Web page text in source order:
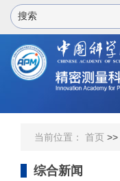
当前位置： 首页 >>
综合新闻